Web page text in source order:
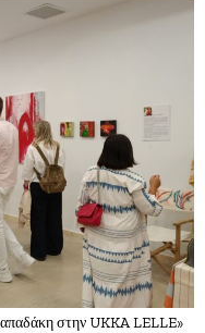
στην UKKA LELLE»